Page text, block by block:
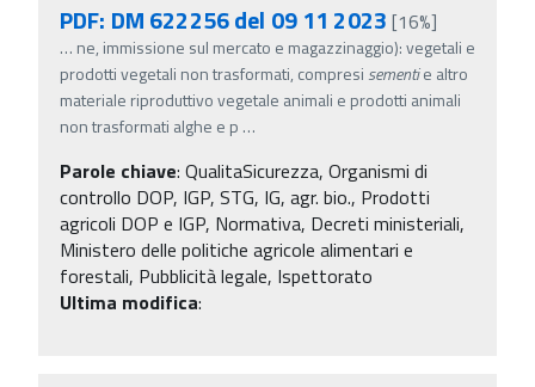
PDF: DM 622256 del 09 11 2023 [16%]
… ne, immissione sul mercato e magazzinaggio): vegetali e
prodotti vegetali non trasformati, compresi sementie altro
materiale riproduttivo vegetale animali e prodotti animali
non trasformati alghe e p …
Parole chiave: QualitaSicurezza, Organismi di
controllo DOP, IGP, STG, IG, agr. bio., Prodotti
agricoli DOP e IGP, Normativa, Decreti ministeriali,
Ministero delle politiche agricole alimentari e
forestali, Pubblicità legale, Ispettorato
Ultima modifica: